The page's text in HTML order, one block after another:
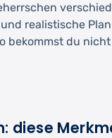
realistische
bekommst du
diese